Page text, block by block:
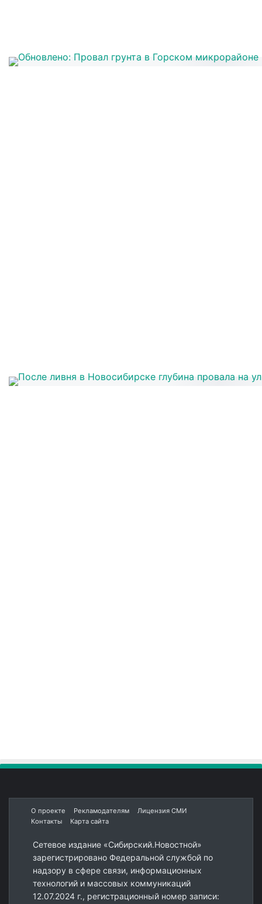
О проекте Рекламодателям
Лицензия СМИ
Контакты
Карта сайта
Сетевое издание «Сибирский.Новостной»
зарегистрировано Федеральной службой по
надзору в сфере связи, информационных
технологий и массовых коммуникаций
12.07.2024 г., регистрационный номер записи: